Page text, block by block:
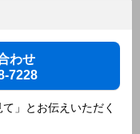
わせ
7228
」とお伝えいただく